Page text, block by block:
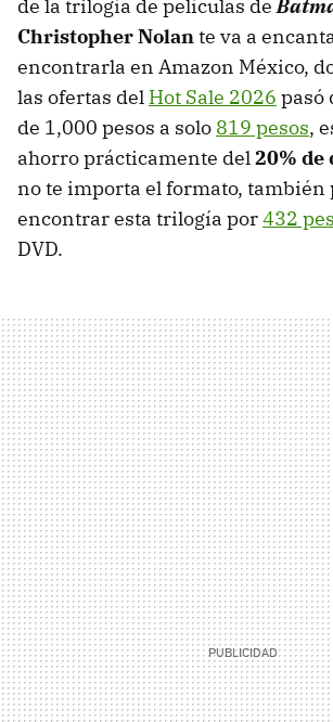
de la trilogía de películas de
Christopher Nolante va a
encontrarla en Amazon México,
las ofertas del Hot Sale 2026 pasó
de 1,000 pesos a solo 819 pesos,
ahorro prácticamente del20% de
no te importa el formato, también
encontrar esta trilogía por432
DVD.